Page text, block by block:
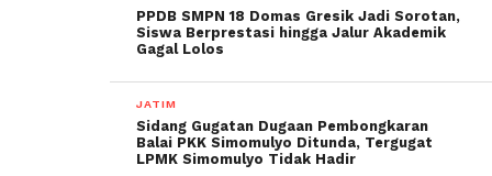
PPDB SMPN 18 Domas Gresik Jadi Sorotan,
Siswa Berprestasi hingga Jalur Akademik
Gagal Lolos
JATIM
Sidang Gugatan Dugaan Pembongkaran
Balai PKK Simomulyo Ditunda, Tergugat
LPMK Simomulyo Tidak Hadir